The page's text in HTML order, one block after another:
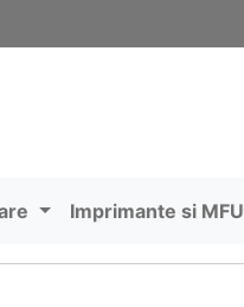
Imprimante si MFU